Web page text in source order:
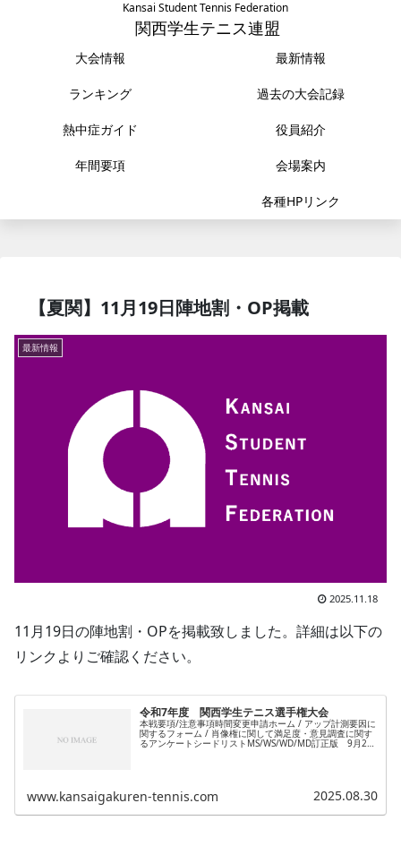
Kansai Student Tennis Federation
関西学生テニス連盟
大会情報 最新情報
ランキング 過去の大会記録
熱中症ガイド 役員紹介
年間要項 会場案内
各種HPリンク
【夏関】11月19日陣地割・OP掲載
最新情報
2025.11.18
11月19日の陣地割・OPを掲載致しました。詳細は以下の
リンクよりご確認ください。
令和7年度 関西学生テニス選手権大会
本戦要項/注意事項時間変更申請ホーム / アップ計測要因に
関するフォーム / 肖像権に関して満足度・意見調査に関す
るアンケートシードリストMS/WS/WD/MD訂正版 9月26
www.kansaigakuren-tennis.com 2025.08.30